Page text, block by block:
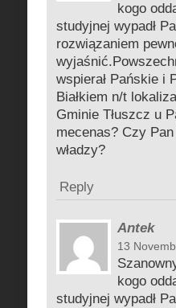
kogo
studyjnej wypadł
rozwiązaniem
wspierał Pańskie i
Białkiem n/t
Gminie Tłuszcz u
mecenas? Czy
władzy?
Reply
Antek
13
kogo
studyjnej wypadł